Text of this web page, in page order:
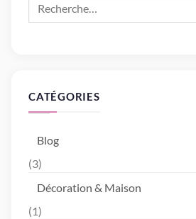
CATÉGORIES
Blog
(3)
Décoration & Maison
(1)